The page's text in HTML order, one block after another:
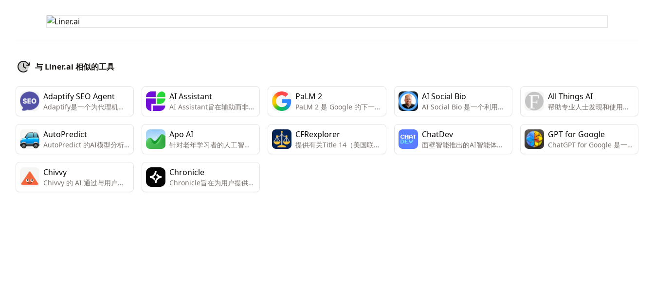
与 Liner.ai 相似的工具
Adaptify SEO Agent
Adaptify是一个为代理机构
设计的自动化SEO服务，它
提供策略、内容和链接建设
的全面解决方案，旨在帮助
用户节省时间，提高SEO效
率，并支持多种CMS平台。
通过自动化工具，Adaptify
旨在减少手动工作量，同时
提供高质量的内容和链接建
设服务。
AI Assistant
AI Assistant旨在辅助而非完
全取代人类任务，减少执行
某些任务所需的时间。当前
AI能够分析多个文本并生成
模型表格、SQL脚本和UML
图，产品仍在开发中以理解
和分析更多文本。
PaLM 2
PaLM 2 是 Google 的下一代
大型语言模型 (LLM)，继承
了 Google 在机器学习和负
责任的 AI 研究方面的传统。
AI Social Bio
AI Social Bio 是一个利用人
工智能技术帮助用户创建社
交媒体简介（bio）的平台。
用户可以通过添加关键词和
选择一个影响者来启发AI生
成个性化的简介。
All Things AI
帮助专业人士发现和使用最
佳的AI工具，提升工作效率
和职业发展。
AutoPredict
AutoPredict 的AI模型分析
了数百万车辆的数据，并将
其与用户车辆的数据进行比
较，以生成关于汽车寿命的
准确预测。
Apo AI
针对老年学习者的人工智能
学习平台
CFRexplorer
提供有关Title 14（美国联邦
法规第14卷）中规定的查询
ChatDev
面壁智能推出的AI智能体软
件开发平台，使用自然语言
GPT for Google
ChatGPT for Google 是一款
浏览器扩展，旨在通过
Chivvy
Chivvy 的 AI 通过与用户现
实生活相呼应的提醒帮助用
Chronicle
Chronicle旨在为用户提供一
个创新、高效且互动性强的